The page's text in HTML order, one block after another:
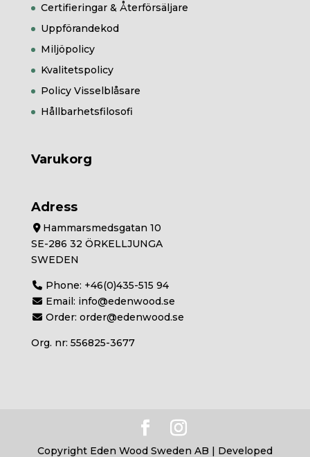
Certifieringar & Återförsäljare
Uppförandekod
Miljöpolicy
Kvalitetspolicy
Policy Visselblåsare
Hållbarhetsfilosofi
Varukorg
Adress
Hammarsmedsgatan 10
SE-286 32 ÖRKELLJUNGA
SWEDEN
Phone: +46(0)435-515 94
Email: info@edenwood.se
Order:order@edenwood.se
Org. nr: 556825-3677
Copyright Eden Wood Sweden AB | Developed